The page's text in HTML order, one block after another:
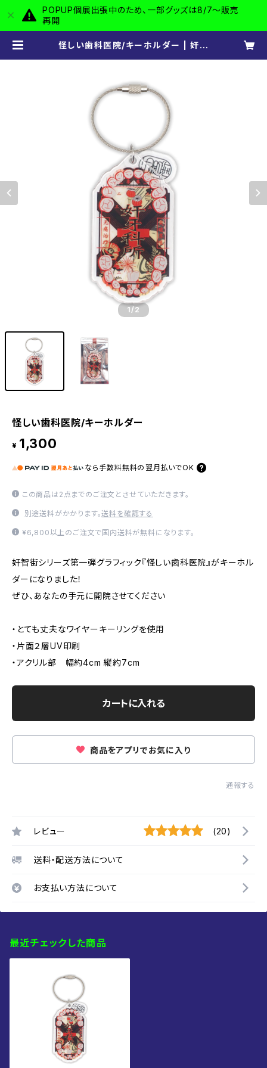
POPUP個展出張中のため、一部グッズは8/7〜販売
再開
怪しい歯科医院/キーホルダー | 奸智
1/2
怪しい歯科医院/キーホルダー
¥ 1,300
なら 手数料無料の 翌月払いでOK
この商品は2点までのご注文とさせていただきます。
別途送料がかかります。送料を確認する
¥6,800以上のご注文で国内送料が無料になります。
奸智街シリーズ第一弾グラフィック『怪しい歯科医院』がキーホル
ダーになりました！
ぜひ、あなたの手元に開院させてください
・とても丈夫なワイヤーキーリングを使用
・片面２層UV印刷
・アクリル部 幅約4cm 縦約7cm
カートに入れる
商品をアプリでお気に入り
通報する
レビュー (20)
送料・配送方法について
お支払い方法について
最近チェックした商品